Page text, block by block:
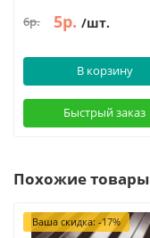
6р. 5р. /шт.
В корзину
Быстрый заказ
Похожие товары
Ваша скидка: -17%